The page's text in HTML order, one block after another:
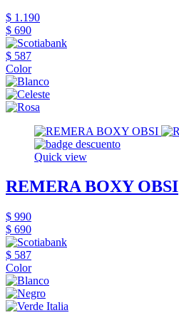
$ 1.190
$ 690
$ 587
Color
Quick view
REMERA BOXY OBSI
$ 990
$ 690
$ 587
Color